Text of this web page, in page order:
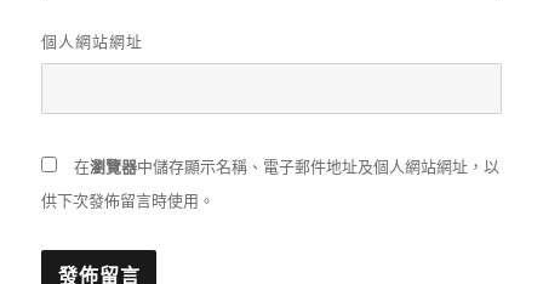
個人網站網址
在瀏覽器中儲存顯示名稱、電子郵件地址及個人網站網址，以
供下次發佈留言時使用。